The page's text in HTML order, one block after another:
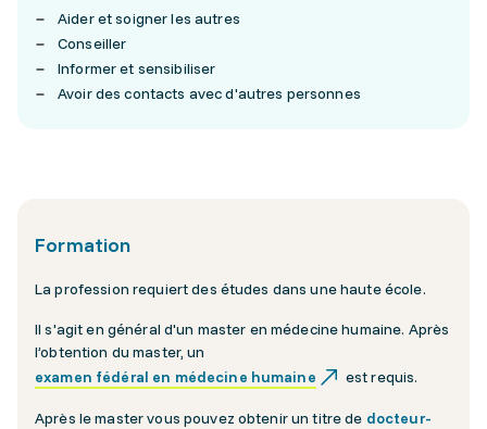
Aider et soigner les autres
Conseiller
Informer et sensibiliser
Avoir des contacts avec d'autres personnes
Formation
La profession requiert des études dans une haute école.
Il s'agit en général d'un master en médecine humaine. Après
l’obtention du master, un
examen fédéral en médecine humaine
est requis.
Après le master vous pouvez obtenir un titre de docteur-